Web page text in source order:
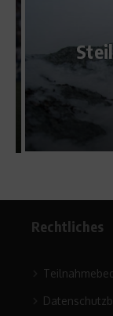
Rechtliches